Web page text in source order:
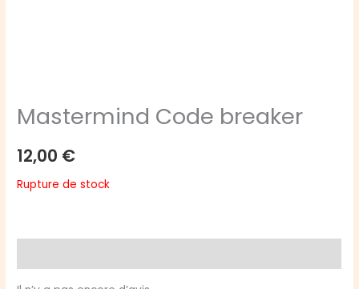
Mastermind Code breaker
12,00 €
Rupture de stock